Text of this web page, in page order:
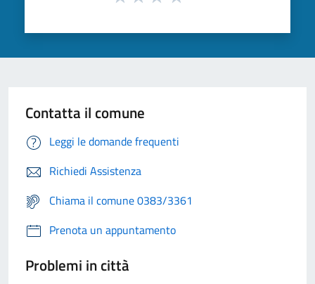
Contatta il comune
Leggi le domande frequenti
Richiedi Assistenza
Chiama il comune 0383/3361
Prenota un appuntamento
Problemi in città